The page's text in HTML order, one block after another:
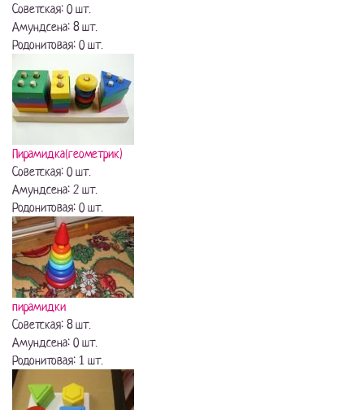
Советская: 0 шт.
Амундсена: 8 шт.
Родонитовая: 0 шт.
Пирамидка(геометрик)
Советская: 0 шт.
Амундсена: 2 шт.
Родонитовая: 0 шт.
пирамидки
Советская: 8 шт.
Амундсена: 0 шт.
Родонитовая: 1 шт.